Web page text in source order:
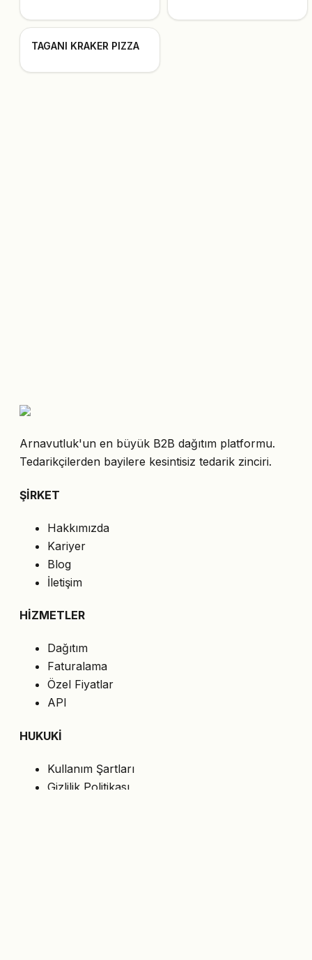
TAGANI KRAKER PIZZA
Arnavutluk'un en büyük B2B dağıtım platformu.
Tedarikçilerden bayilere kesintisiz tedarik zinciri.
ŞİRKET
Hakkımızda
Kariyer
Blog
İletişim
HİZMETLER
Dağıtım
Faturalama
Özel Fiyatlar
API
HUKUKİ
Kullanım Şartları
Gizlilik Politikası